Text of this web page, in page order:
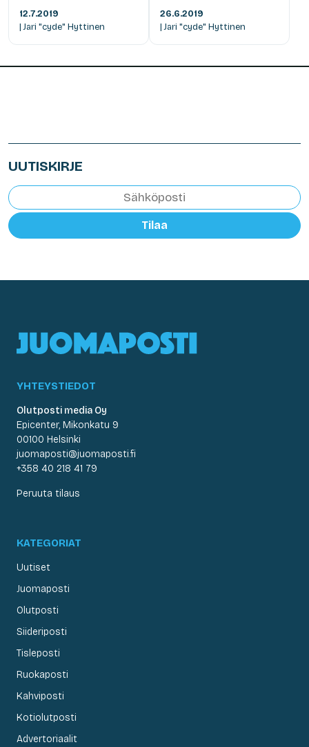
12.7.2019
| Jari "cyde" Hyttinen
26.6.2019
| Jari "cyde" Hyttinen
UUTISKIRJE
Tilaa
YHTEYSTIEDOT
Olutposti media Oy
Epicenter, Mikonkatu 9
00100 Helsinki
juomaposti@juomaposti.fi
+358 40 218 41 79
Peruuta tilaus
KATEGORIAT
Uutiset
Juomaposti
Olutposti
Siideriposti
Tisleposti
Ruokaposti
Kahviposti
Kotiolutposti
Advertoriaalit